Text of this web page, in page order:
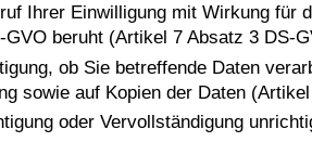
Ihrer Einwilligung mit Wirkung für
GVO beruht (Artikel 7 Absatz 3 DS-
ob Sie betreffende Daten
sowie auf Kopien der Daten
oder Vervollständigung